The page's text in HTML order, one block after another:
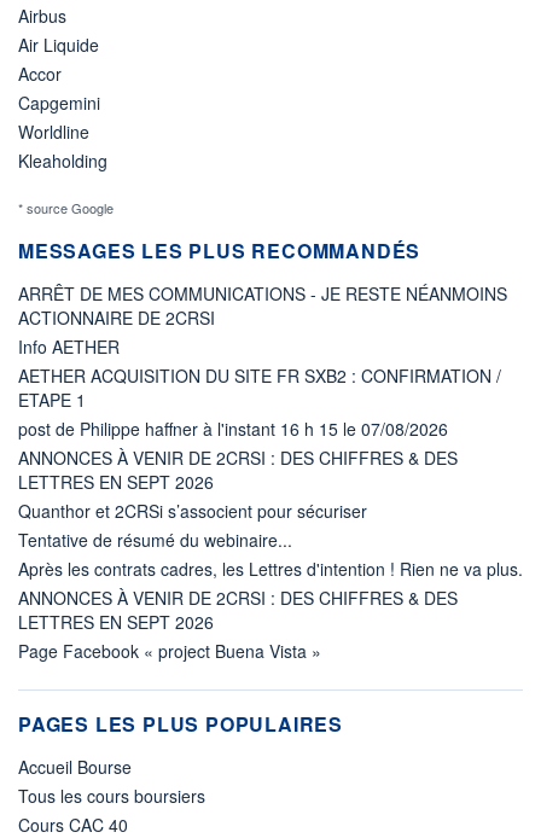
Airbus
Air Liquide
Accor
Capgemini
Worldline
Kleaholding
* source Google
MESSAGES LES PLUS RECOMMANDÉS
ARRÊT DE MES COMMUNICATIONS - JE RESTE NÉANMOINS
ACTIONNAIRE DE 2CRSI
Info AETHER
AETHER ACQUISITION DU SITE FR SXB2 : CONFIRMATION /
ETAPE 1
post de Philippe haffner à l'instant 16 h 15 le 07/08/2026
ANNONCES À VENIR DE 2CRSI : DES CHIFFRES & DES
LETTRES EN SEPT 2026
Quanthor et 2CRSi s’associent pour sécuriser
Tentative de résumé du webinaire...
Après les contrats cadres, les Lettres d'intention ! Rien ne va plus.
ANNONCES À VENIR DE 2CRSI : DES CHIFFRES & DES
LETTRES EN SEPT 2026
Page Facebook « project Buena Vista »
PAGES LES PLUS POPULAIRES
Accueil Bourse
Tous les cours boursiers
Cours CAC 40